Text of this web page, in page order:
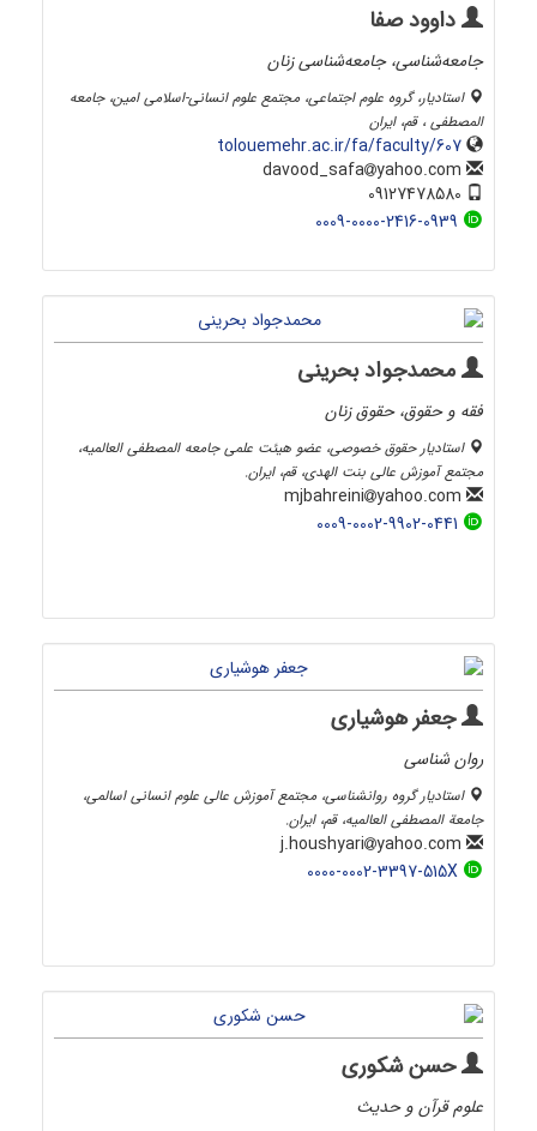
داوود صفا
جامعه‌شناسی، جامعه‌شناسی زنان
استادیار، گروه علوم اجتماعی، مجتمع علوم انسانی-اسلامی امین، جامعه
المصطفی ، قم، ایران
tolouemehr.ac.ir/fa/faculty/607
yahoo.com
0009-0000-2416-0939
محمدجواد بحرینی
فقه و حقوق، حقوق زنان
استادیار حقوق خصوصی، عضو هیئت علمی جامعه المصطفی العالمیه،
مجتمع آموزش عالی بنت الهدی، قم، ایران.
yahoo.com
0009-0002-9902-0441
جعفر هوشیاری
روان شناسی
استادیار گروه روانشناسی، مجتمع آموزش عالی علوم انسانی اسالمی،
جامعة المصطفی العالمیه، قم، ایران.
yahoo.com
0000-0002-3397-515X
حسن شکوری
علوم قرآن و حدیث